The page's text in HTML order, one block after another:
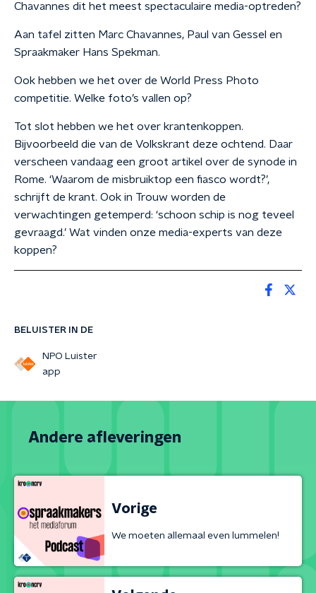
BELUISTER IN DE
NPO Luister
app
Chavannes dit het meest spectaculaire media-optreden?
Aan tafel zitten Marc Chavannes, Paul van Gessel en
Spraakmaker Hans Spekman.
Ook hebben we het over de World Press Photo
competitie. Welke foto’s vallen op?
Tot slot hebben we het over krantenkoppen.
Bijvoorbeeld die van de Volkskrant deze ochtend. Daar
verscheen vandaag een groot artikel over de synode in
Rome. ‘Waarom de misbruiktop een fiasco wordt?’,
schrijft de krant. Ook in Trouw worden de
verwachtingen getemperd: ‘schoon schip is nog teveel
gevraagd.’ Wat vinden onze media-experts van deze
koppen?
Andere afleveringen
Vorige
We moeten allemaal even lummelen!